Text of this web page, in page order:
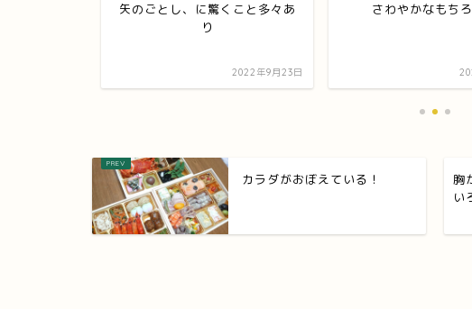
矢のごとし、に驚くこと多々あ
り
2022年9月23日
さわやかなもちろ
カラダがおぼえている！
胸
い